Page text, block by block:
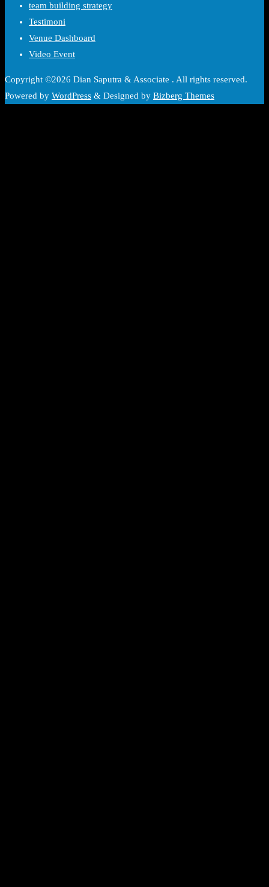
team building strategy
Testimoni
Venue Dashboard
Video Event
Copyright ©2026 Dian Saputra & Associate . All rights reserved.
Powered by WordPress & Designed by Bizberg Themes